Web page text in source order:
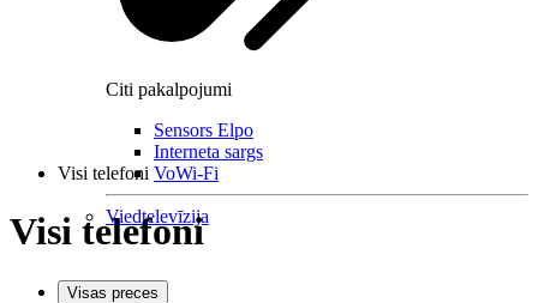
Citi pakalpojumi
Sensors Elpo
Interneta sargs
VoWi-Fi
Viedtelevīzija
Visi telefoni
Visi telefoni
Visas preces